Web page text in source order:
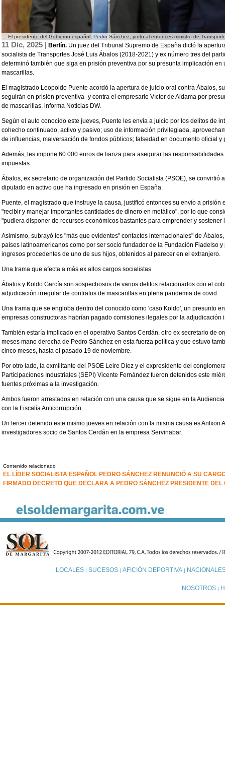
El presidente del Gobierno español, Pedro Sánchez, junto al entonces ministro de
11 Dic, 2025 | Berlín. Un juez del Tribunal Supremo de España dictó la
socialista de Transportes José Luis Ábalos (2018-2021) y ex número tres del
determinó también que siga en prisión preventiva por su presunta implicación en
mascarillas.
El magistrado Leopoldo Puente acordó la apertura de juicio oral contra Ábalos,
seguirán en prisión preventiva- y contra el empresario Víctor de Aldama por
de mascarillas, informa Noticias DW.
Según el auto conocido este jueves, Puente les envía a juicio por los delitos de
cohecho continuado, activo y pasivo; uso de información privilegiada,
de influencias, malversación de fondos públicos; falsedad en documento oficial y
Además, les impone 60.000 euros de fianza para asegurar las
impuestas.
Ábalos, ex secretario de organización del Partido Socialista (PSOE), se convirtió
diputado en activo que ha ingresado en prisión en España.
Puente, el magistrado que instruye la causa, justificó entonces su envío a
"recibir y manejar importantes cantidades de dinero en metálico", por lo que
"pudiera disponer de recursos económicos bastantes para emprender y sostener
Asimismo, subrayó los "más que evidentes" contactos internacionales" de
países latinoamericanos como por ser socio fundador de la Fundación Fiadelso
ingresos procedentes de uno de sus hijos, obtenidos al parecer en el extranjero.
Una trama que afecta a más ex altos cargos socialistas
Ábalos y Koldo García son sospechosos de varios delitos relacionados con el
adjudicación irregular de contratos de mascarillas en plena pandemia de covid.
Una trama que se engloba dentro del conocido como 'caso Koldo', un presunto
empresas constructoras habrían pagado comisiones ilegales por la adjudicación
También estaría implicado en el operativo Santos Cerdán, otro ex secretario de
meses mano derecha de Pedro Sánchez en esta fuerza política y que estuvo
cinco meses, hasta el pasado 19 de noviembre.
Por otro lado, la exmilitante del PSOE Leire Díez y el expresidente del
Participaciones Industriales (SEPI) Vicente Fernández fueron detenidos este
fuentes próximas a la investigación.
Ambos fueron arrestados en relación con una causa que se sigue en la
con la Fiscalía Anticorrupción.
Un tercer detenido este mismo jueves en relación con la misma causa es Antxon
investigadores socio de Santos Cerdán en la empresa Servinabar.
Contenido relacionado
EL LÍDER SOCIALISTA ESPAÑOL PEDRO SÁNCHEZ RENUNCIÓ A SU
FIRMADO DECRETO QUE DECLARA A PEDRO SÁNCHEZ PRESIDENTE DEL
LOCALES| SUCESOS| AFICIÓN DEPORTIVA|
NOSOTROS |